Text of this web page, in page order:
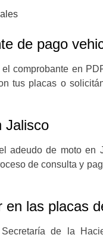
de pago
comprobante en
tus placas o
Jalisco
adeudo de moto en
de consulta y
las placas
de la